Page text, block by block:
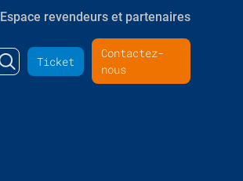
Espace revendeurs et partenaires
Ticket
Contactez-
nous